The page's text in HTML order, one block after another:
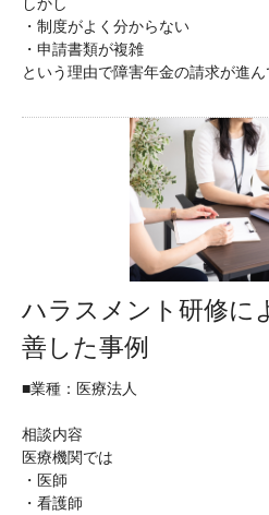
しかし
・制度がよく分からない
・申請書類が複雑
という理由で障害年金の請求が進ん
ハラスメント研修に
善した事例
■業種：医療法人
相談内容
医療機関では
・医師
・看護師